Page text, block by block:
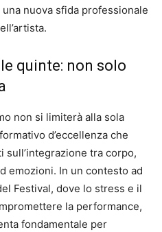
nuova sfida professionale
quinte: non solo
non si limiterà alla sola
d’eccellenza che
sull’integrazione tra corpo,
emozioni. In un contesto ad
Festival, dove lo stress e il
la performance,
fondamentale per